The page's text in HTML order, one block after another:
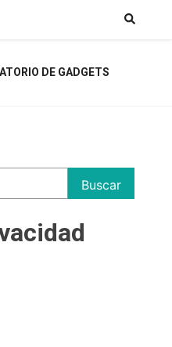
DE GADGETS
Buscar